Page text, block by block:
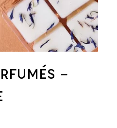
–